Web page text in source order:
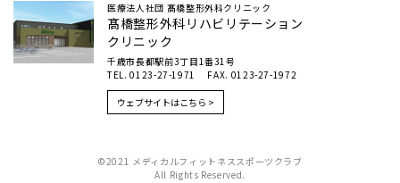
医療法人社団 髙橋整形外科クリニック
髙橋整形外科リハビリテーション
クリニック
千歳市長都駅前3丁目1番31号
TEL. 0123-27-1971 FAX. 0123-27-1972
ウェブサイトはこちら >
©2021 メディカルフィットネススポーツクラブ
All Rights Reserved.